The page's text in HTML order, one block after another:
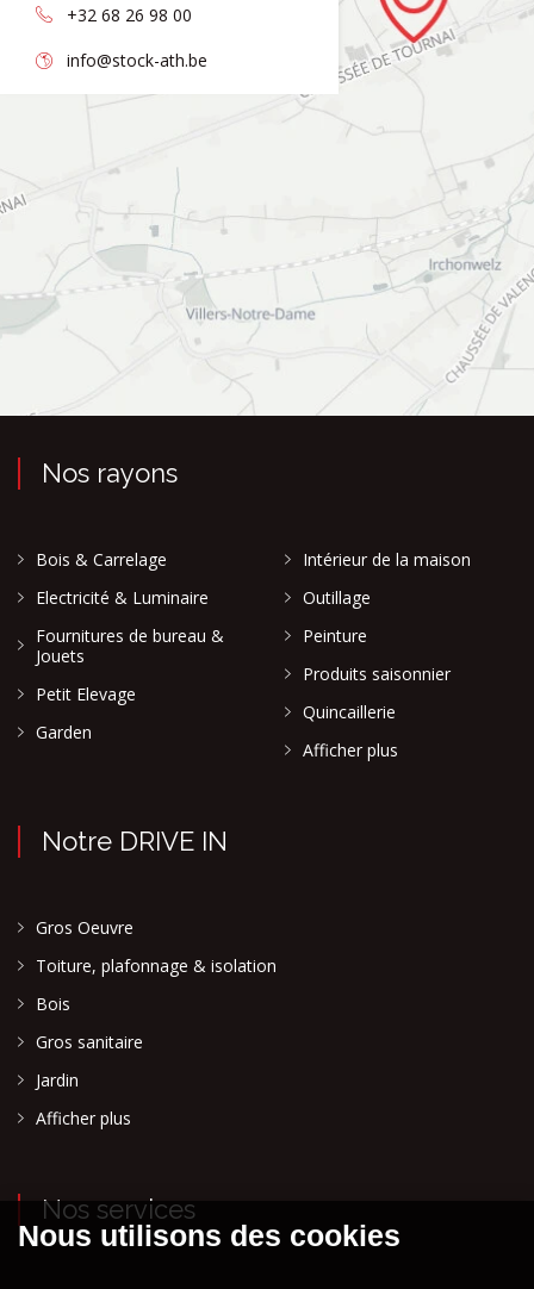
+32 68 26 98 00
info@stock-ath.be
Nos rayons
Bois & Carrelage
Electricité & Luminaire
Fournitures de bureau &
Jouets
Petit Elevage
Garden
Intérieur de la maison
Outillage
Peinture
Produits saisonnier
Quincaillerie
Afficher plus
Notre DRIVE IN
Gros Oeuvre
Toiture, plafonnage & isolation
Bois
Gros sanitaire
Jardin
Afficher plus
Nos services